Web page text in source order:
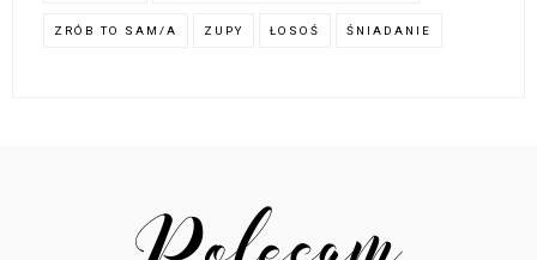
ZRÓB TO SAM/A ZUPY ŁOSOŚ ŚNIADANIE